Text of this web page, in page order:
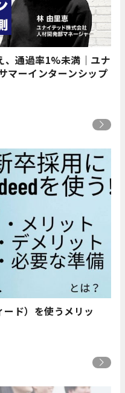
、通過率1%未満｜ユナ
マーインターンシップ
ド）を使うメリッ